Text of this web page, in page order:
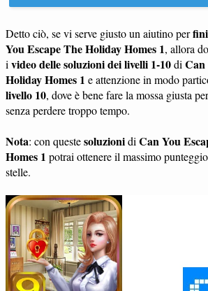
Detto ciò, se vi serve giusto un aiutino per
You Escape The Holiday Homes 1, allora
i video delle soluzioni dei livelli 1-10di Can
Holiday Homes 1 e attenzione in modo
livello 10, dove è bene fare la mossa giusta
senza perdere troppo tempo.
Nota: con questesoluzionidi Can You
Homes 1 potrai ottenere il massimo
stelle.